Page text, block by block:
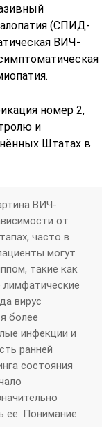
(СПИД-
ВИЧ-
номер 2,
и
Штатах в
ВИЧ-
от
часто в
могут
такие как
лимфатические
вирус
более
инфекции и
ранней
состояния
ее. Понимание